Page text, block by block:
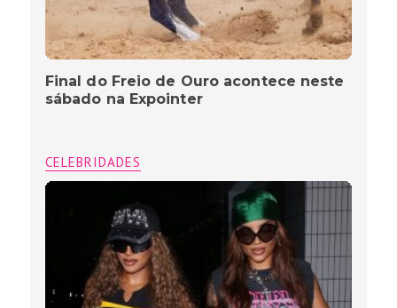
Final do Freio de Ouro acontece neste
sábado na Expointer
CELEBRIDADES